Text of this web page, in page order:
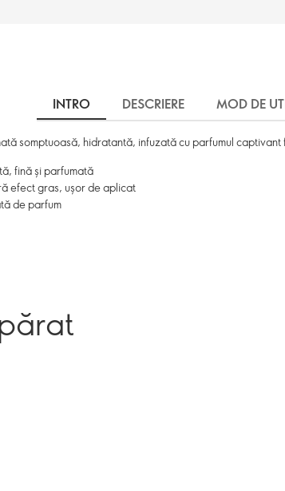
INTRO DESCRIERE MOD DE
somptuoasă, hidratantă, infuzată cu parfumul
fină și parfumată
efect gras, ușor de aplicat
de parfum